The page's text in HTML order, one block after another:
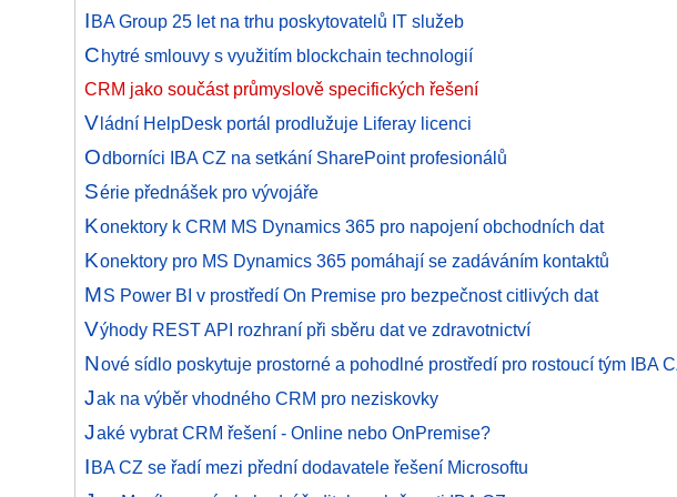
IBA Group 25 let na trhu poskytovatelů IT služeb
Chytré smlouvy s využitím blockchain technologií
CRM jako součást průmyslově specifických řešení
Vládní HelpDesk portál prodlužuje Liferay licenci
Odborníci IBA CZ na setkání SharePoint profesionálů
Série přednášek pro vývojáře
Konektory k CRM MS Dynamics 365 pro napojení obchodních dat
Konektory pro MS Dynamics 365 pomáhají se zadáváním kontaktů
MS Power BI v prostředí On Premise pro bezpečnost citlivých dat
Výhody REST API rozhraní při sběru dat ve zdravotnictví
Nové sídlo poskytuje prostorné a pohodlné prostředí pro rostoucí tým IBA
Jak na výběr vhodného CRM pro neziskovky
Jaké vybrat CRM řešení - Online nebo OnPremise?
IBA CZ se řadí mezi přední dodavatele řešení Microsoftu